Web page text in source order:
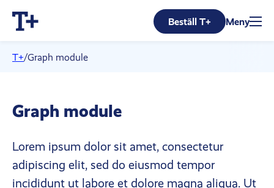
Beställ T+ Meny
T+/Graph module
Graph module
Lorem ipsum dolor sit amet, consectetur
adipiscing elit, sed do eiusmod tempor
incididunt ut labore et dolore magna aliqua. Ut